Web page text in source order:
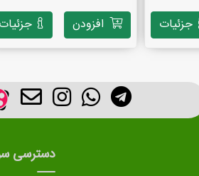
جزئیات
افزودن
جزئیات
دسترسی